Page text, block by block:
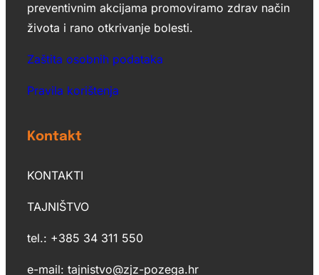
preventivnim akcijama promoviramo zdrav način
života i rano otkrivanje bolesti.
Zaštita osobnih podataka
Pravila korištenja
Kontakt
KONTAKTI
TAJNIŠTVO
tel.: +385 34 311 550
e-mail: tajnistvo@zjz-pozega.hr